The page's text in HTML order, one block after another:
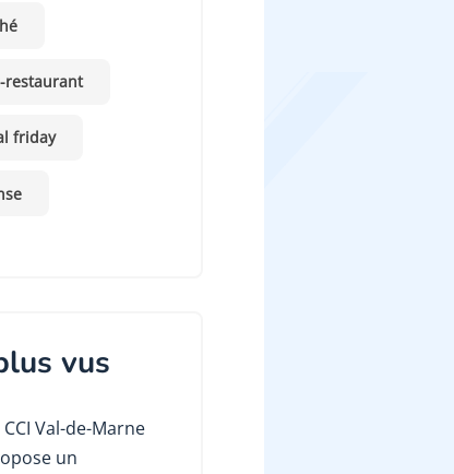
restaurant
friday
vus
CCI Val-de-Marne
un